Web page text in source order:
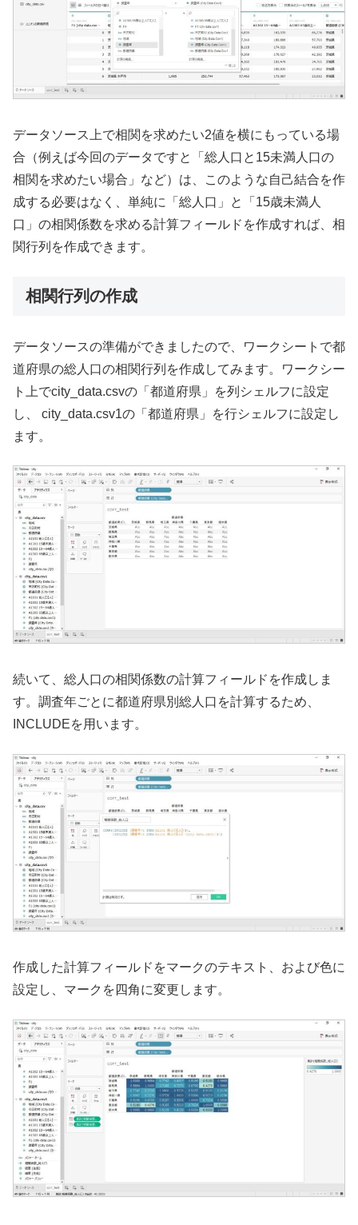
データソース上で相関を求めたい2値を横にもっている場
合（例えば今回のデータですと「総人口と15未満人口の
相関を求めたい場合」など）は、このような自己結合を作
成する必要はなく、単純に「総人口」と「15歳未満人
口」の相関係数を求める計算フィールドを作成すれば、相
関行列を作成できます。
相関行列の作成
データソースの準備ができましたので、ワークシートで都
道府県の総人口の相関行列を作成してみます。ワークシー
ト上でcity_data.csvの「都道府県」を列シェルフに設定
し、 city_data.csv1の「都道府県」を行シェルフに設定し
ます。
続いて、総人口の相関係数の計算フィールドを作成しま
す。調査年ごとに都道府県別総人口を計算するため、
INCLUDEを用います。
作成した計算フィールドをマークのテキスト、および色に
設定し、マークを四角に変更します。